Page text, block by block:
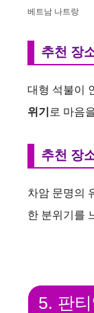
베트남 나트랑
추천 장
대형 석불이
위기 로 마음
추천 장
차암 문명의
한 분위기를
5. 판